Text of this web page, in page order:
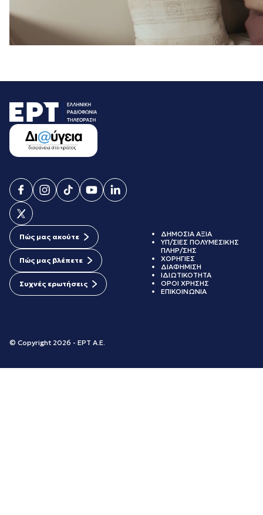
Πώς μας ακούτε
Πώς μας βλέπετε
Συχνές ερωτήσεις
© Copyright 2026 - ΕΡΤ Α.Ε.
ΔΗΜΟΣΙΑ ΑΞΙΑ
ΥΠ/ΣΙΕΣ ΠΟΛΥΜΕΣΙΚΗΣ
ΠΛΗΡ/ΣΗΣ
ΧΟΡΗΓΙΕΣ
ΔΙΑΦΗΜΙΣΗ
ΙΔΙΩΤΙΚΟΤΗΤΑ
ΟΡΟΙ ΧΡΗΣΗΣ
ΕΠΙΚΟΙΝΩΝΙΑ